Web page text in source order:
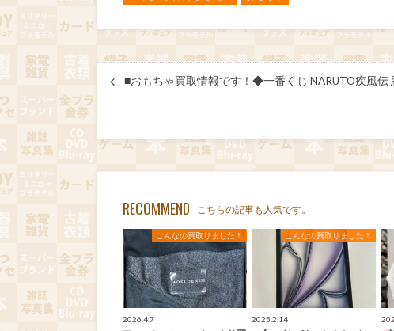
■おもちゃ買取情報です！◆一番くじ NARUTO疾風伝
RECOMMEND こちらの記事も人気です。
こんなの買取りました！
2026.4.7
こんなの買取りました！
2025.2.14